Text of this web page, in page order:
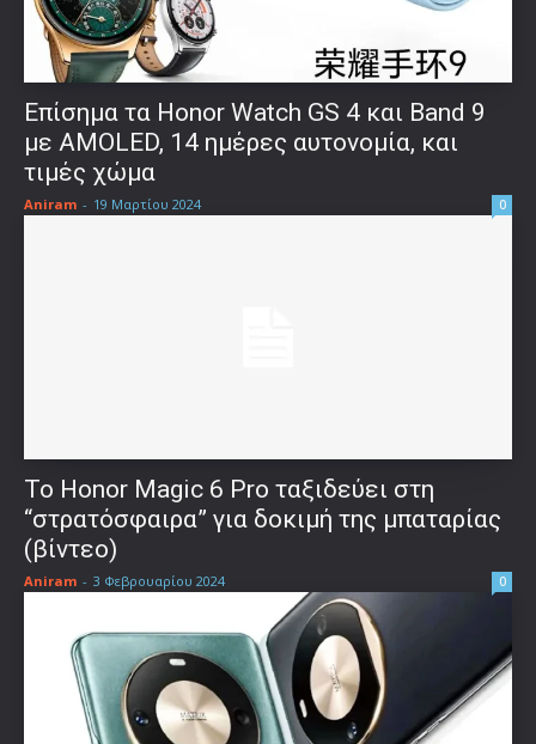
Επίσημα τα Honor Watch GS 4 και Band 9
με AMOLED, 14 ημέρες αυτονομία, και
τιμές χώμα
Aniram - 19 Μαρτίου 2024 0
Το Honor Magic 6 Pro ταξιδεύει στη
“στρατόσφαιρα” για δοκιμή της μπαταρίας
(βίντεο)
Aniram - 3 Φεβρουαρίου 2024 0